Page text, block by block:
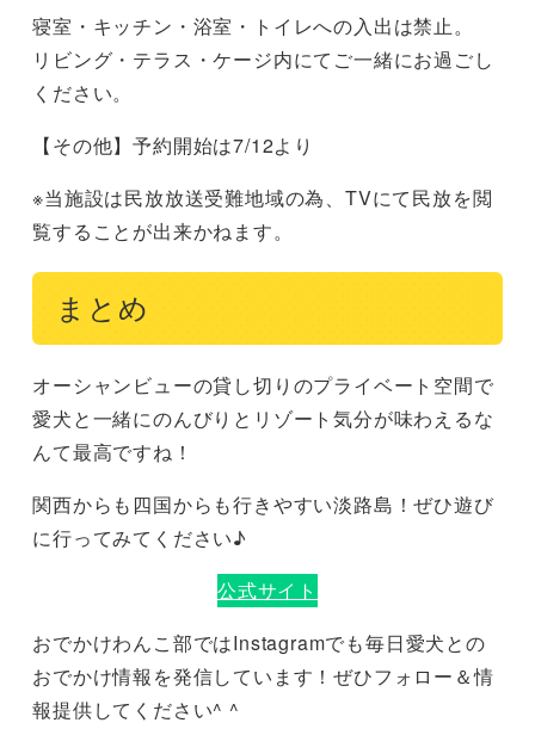
寝室・キッチン・浴室・トイレへの入出は禁止。
リビング・テラス・ケージ内にてご一緒にお過ごし
ください。
【その他】予約開始は7/12より
※当施設は民放放送受難地域の為、TVにて民放を閲
覧することが出来かねます。
まとめ
オーシャンビューの貸し切りのプライベート空間で
愛犬と一緒にのんびりとリゾート気分が味わえるな
んて最高ですね！
関西からも四国からも行きやすい淡路島！ぜひ遊び
に行ってみてください♪
公式サイト
おでかけわんこ部ではInstagramでも毎日愛犬との
おでかけ情報を発信しています！ぜひフォロー＆情
報提供してください^ ^